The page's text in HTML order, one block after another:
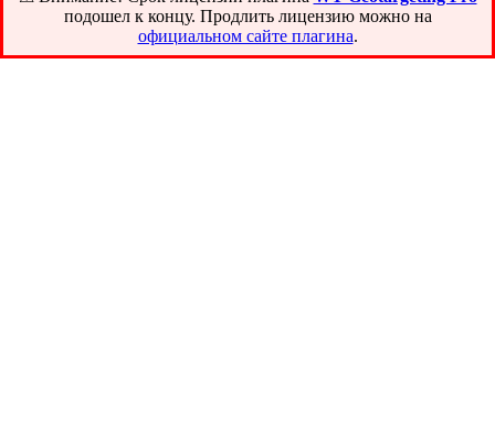
подошел к концу. Продлить лицензию можно на
официальном сайте плагина.